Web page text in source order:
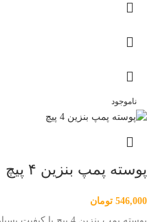
ناموجود
پوسته پمپ بنزین ۴ پیچ
546,000 تومان